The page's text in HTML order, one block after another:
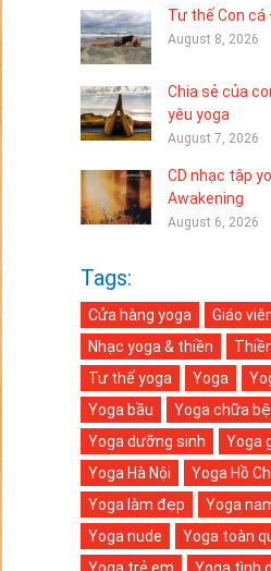
Tư thế Con
August 8, 2026
Chia sẻ của
yêu yoga
August 7, 2026
CD nhạc tập
Awakening
August 6, 2026
Tags:
Cửa hàng yoga
Giáo
Nhạc yoga & thiền
Tư thế yoga
Yoga
Yoga bầu
Yoga chữa
Yoga dưỡng sinh
Yoga
Yoga Hà Nội
Yoga Hồ
Yoga làm đẹp
Yoga
Yoga nude
Yoga toàn
Yoga trẻ em
Yoga tình